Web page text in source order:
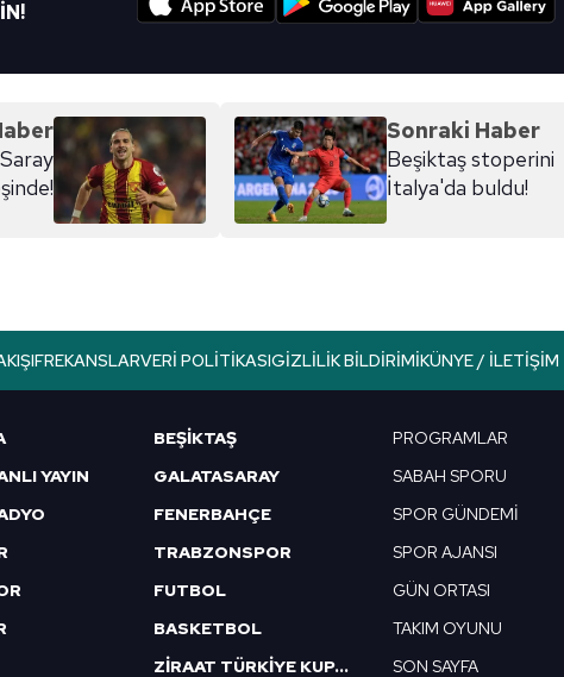
Sonraki Haber
Beşiktaş stoperini
İtalya'da buldu!
FREKANSLARVERI POLITIKASIGIZLILIK BILDIRIMIKÜNYE / İLETIŞIM
YAYIN
BEŞİKTAŞ
GALATASARAY
FENERBAHÇE
TRABZONSPOR
FUTBOL
BASKETBOL
ZİRAAT TÜRKİYE KUPASI
PROGRAMLAR
SABAH SPORU
SPOR GÜNDEMİ
SPOR AJANSI
GÜN ORTASI
TAKIM OYUNU
SON SAYFA